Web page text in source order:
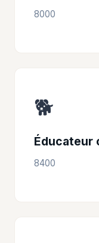
8000
🐕
Éducateur
8400